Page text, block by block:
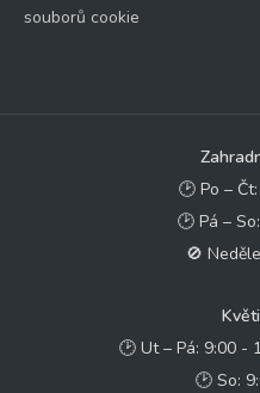
souborů cookie
🕑 Po –
🕑 Pá –
🚫
🕑 Ut – Pá: 9:00 -
🕑 So: